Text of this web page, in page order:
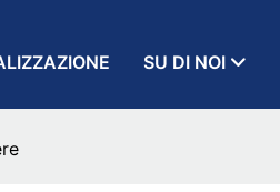
SU DI NOI